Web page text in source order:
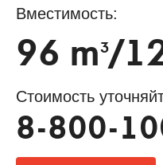
Вместимость:
96 m3/
Стоимость
8-800-